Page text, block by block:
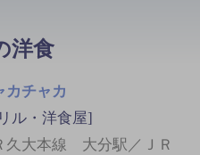
洋食
カチャカ
ル・洋食屋]
久大本線 大分駅／ＪＲ